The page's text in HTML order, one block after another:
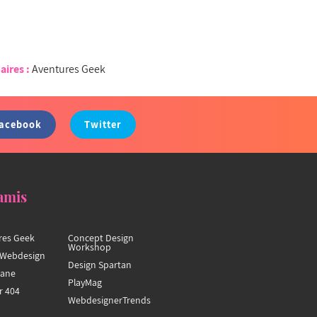
:Aventures Geek
Twitter
Geek
404
Concept Design
Workshop
Design Spartan
PlayMag
WebdesignerTrends